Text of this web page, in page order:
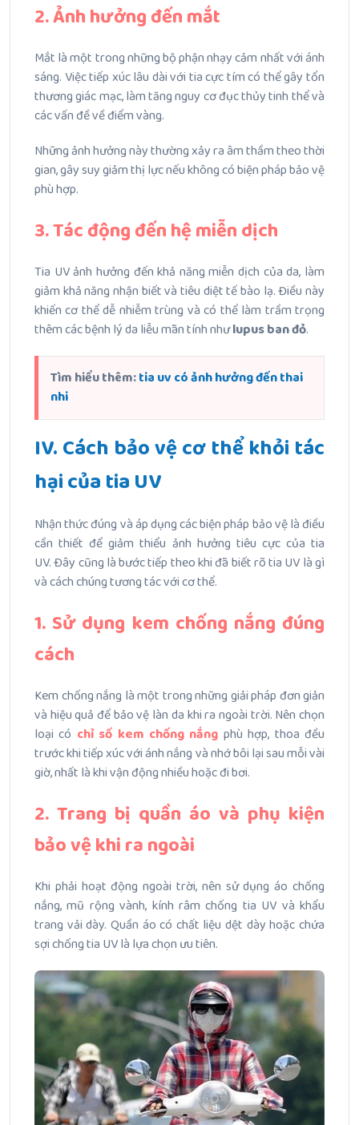
2. Ảnh hưởng đến mắt
Mắt là một trong những bộ phận nhạy cảm nhất với ánh
sáng. Việc tiếp xúc lâu dài với tia cực tím có thể gây tổn
thương giác mạc, làm tăng nguy cơ đục thủy tinh thể và
các vấn đề về điểm vàng.
Những ảnh hưởng này thường xảy ra âm thầm theo thời
gian, gây suy giảm thị lực nếu không có biện pháp bảo vệ
phù hợp.
3. Tác động đến hệ miễn dịch
Tia UV ảnh hưởng đến khả năng miễn dịch của da, làm
giảm khả năng nhận biết và tiêu diệt tế bào lạ.Điều này
khiến cơ thể dễ nhiễm trùng và có thể làm trầm trọng
thêm các bệnh lý da liễu mãn tính nhưlupus ban đỏ.
Tìm hiểu thêm:tia uv có ảnh hưởng đến thai
nhi
IV. Cách bảo vệ cơ thể khỏi tác
hại của tia UV
Nhận thức đúng và áp dụng các biện pháp bảo vệ là điều
cần thiết để giảm thiểu ảnh hưởng tiêu cực của tia
UV.Đây cũng là bước tiếp theo khi đã biết rõ tia UV là gì
và cách chúng tương tác với cơ thể.
1. Sử dụng kem chống nắng đúng
cách
Kem chống nắng là một trong những giải pháp đơn giản
và hiệu quả để bảo vệ làn da khi ra ngoài trời. Nên chọn
loại có chỉ số kem chống nắng phù hợp, thoa đều
trước khi tiếp xúc với ánh nắng và nhớ bôi lại sau mỗi vài
giờ, nhất là khi vận động nhiều hoặc đi bơi.
2. Trang bị quần áo và phụ kiện
bảo vệ khi ra ngoài
Khi phải hoạt động ngoài trời, nên sử dụng áo chống
nắng, mũ rộng vành, kính râm chống tia UV và khẩu
trang vải dày. Quần áo có chất liệu dệt dày hoặc chứa
sợi chống tia UV là lựa chọn ưu tiên.